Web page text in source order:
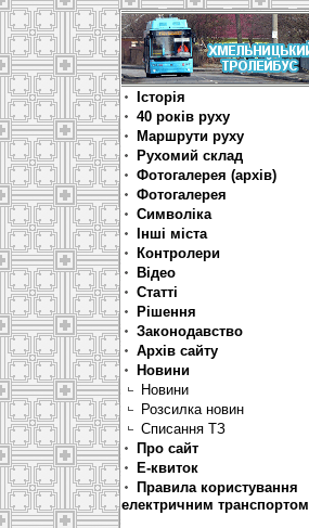
Історія
40 років руху
Маршрути руху
Рухомий склад
Фотогалерея (архів)
Фотогалерея
Символіка
Інші міста
Контролери
Відео
Статті
Рішення
Законодавство
Архів сайту
Новини
Новини
Розсилка новин
Списання ТЗ
Про сайт
Е-квиток
Правила користування
електричним транспортом